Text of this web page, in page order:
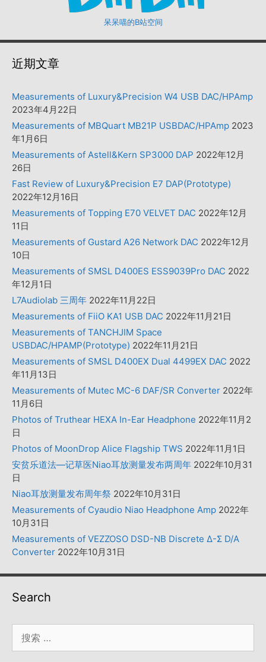
呆呆喵的B站空间
近期文章
Measurements of Luxury&Precision W4 USB DAC/HPAmp
2023年4月22日
Measurements of MBQuart MB21P USBDAC/HPAmp 2023
年1月6日
Measurements of Astell&Kern SP3000 DAP 2022年12月
26日
Fast Review of Luxury&Precision E7 DAP(Prototype)
2022年12月16日
Measurements of Topping E70 VELVET DAC 2022年12月
11日
Measurements of Gustard A26 Network DAC 2022年12月
10日
Measurements of SMSL D400ES ESS9039Pro DAC 2022
年12月1日
L7Audiolab 三周年 2022年11月22日
Measurements of FiiO KA1 USB DAC 2022年11月21日
Measurements of TANCHJIM Space
USBDAC/HPAMP(Prototype) 2022年11月21日
Measurements of SMSL D400EX Dual 4499EX DAC 2022
年11月13日
Measurements of Mutec MC-6 DAF/SR Converter 2022年
11月6日
Photos of Truthear HEXA In-Ear Headphone 2022年11月2
日
Photos of MoonDrop Alice Flagship TWS 2022年11月1日
安贫乐道法—记草医Niao耳放测量发布两周年 2022年10月31
日
Niao耳放测量发布周年祭 2022年10月31日
Measurements of Cyaudio Niao Headphone Amp 2022年
10月31日
Measurements of VEZZOSO DSD-NB Discrete Δ-Σ D/A
Converter 2022年10月31日
Search
索：